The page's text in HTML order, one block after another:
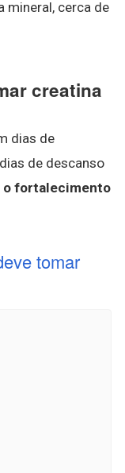
mineral, cerca de
creatina
dias de
de descanso
o fortalecimento
tomar